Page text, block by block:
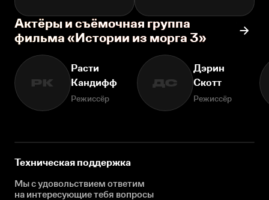
Актёры и съёмочная группа
фильма «Истории из морга 3»
РК
Расти
Кандифф
Режиссёр
ДС
Дэрин
Скотт
Режиссёр
Техническая поддержка
Мы с удовольствием ответим
на интересующиетебя вопросы